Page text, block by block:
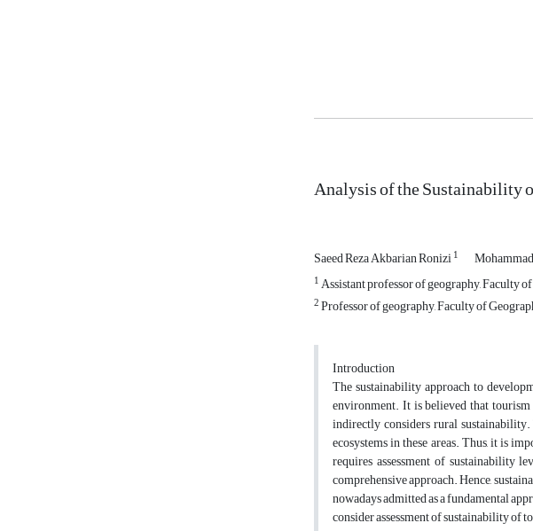
Analysis of the Sustainability
Saeed Reza Akbarian Ronizi1
1Assistant professor of geography, Faculty
2Professor of geography, Faculty of
Introduction
The sustainability approach to
environment. It is believed that
indirectly considers rural
ecosystems in these areas. Thus, it is
requires assessment of sustainability
comprehensive approach. Hence,
nowadays admitted as a fundamental
consider assessment of sustainability of